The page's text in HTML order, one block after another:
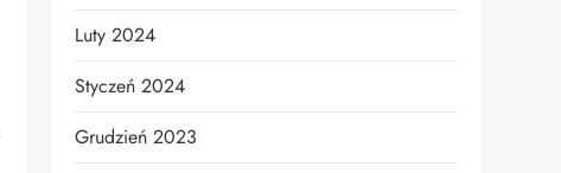
Luty 2024
Styczeń 2024
Grudzień 2023